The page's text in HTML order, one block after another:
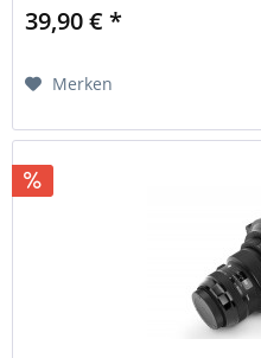
39,90 € *
Merken